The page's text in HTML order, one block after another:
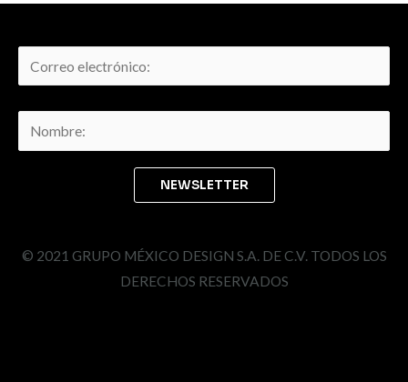
© 2021 GRUPO MÉXICO DESIGN S.A. DE C.V. TODOS LOS
DERECHOS RESERVADOS